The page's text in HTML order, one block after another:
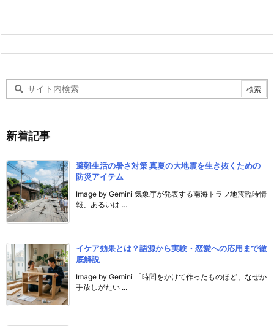
新着記事
避難生活の暑さ対策 真夏の大地震を生き抜くための
防災アイテム
Image by Gemini 気象庁が発表する南海トラフ地震臨時情
報、あるいは ...
イケア効果とは？語源から実験・恋愛への応用まで徹
底解説
Image by Gemini 「時間をかけて作ったものほど、なぜか
手放しがたい ...